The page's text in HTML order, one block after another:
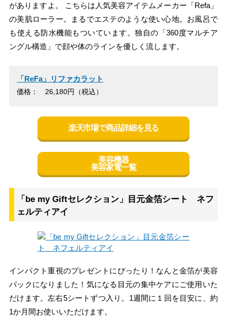
がありますよ。 こちらは人気美容アイテムメーカー「Refa」
の美肌ローラー。まるでエステのような使い心地。お風呂で
も使える防水機能もついています。独自の「360度マルチア
ングル構造」で顔や体のラインを優しく流します。
「ReFa」リファカラット
価格： 26,180円（税込）
楽天市場で商品詳細を見る
美容機器
美容家電一覧
「be my Giftセレクション」目元金箔シート ネフ
ェルティアイ
インパクト重視のプレゼントにぴったり！なんと金箔が美容
パックになりました！気になる目元の集中ケアにご使用いた
だけます。左右5シートずつ入り。1週間に１回を目安に、約
1か月間お使いいただけます。